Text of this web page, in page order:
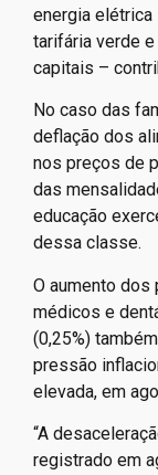
energia
tarifária verde
capitais –
No caso das
deflação dos
nos preços de
das
educação
dessa classe.
O aumento dos
médicos e
(0,25%)
pressão
elevada, em
“A
registrado em